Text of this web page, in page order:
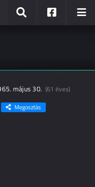
május 30. (61 éves)
Megosztás